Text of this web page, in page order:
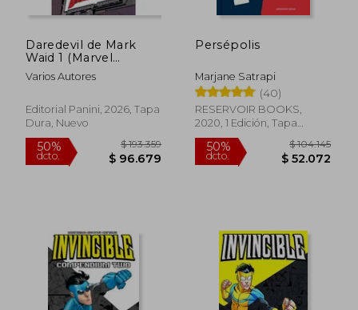
Daredevil de Mark
Waid 1 (Marvel
Omnibus)
Varios Autores
Editorial Panini, 2026, Tapa
Dura, Nuevo
50%
dcto. $ 96.679
Persépolis
Marjane Satrapi
(40)
RESERVOIR BOOKS,
2020, 1 Edición, Tapa
Blanda, Nuevo
50%
dcto.